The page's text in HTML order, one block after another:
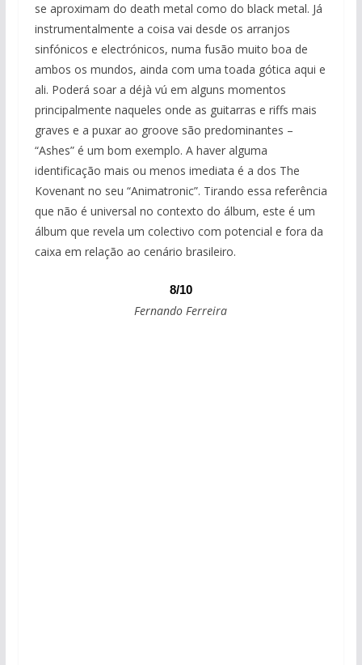
se aproximam do death metal como do black metal. Já
instrumentalmente a coisa vai desde os arranjos
sinfónicos e electrónicos, numa fusão muito boa de
ambos os mundos, ainda com uma toada gótica aqui e
ali. Poderá soar a déjà vú em alguns momentos
principalmente naqueles onde as guitarras e riffs mais
graves e a puxar ao groove são predominantes –
“Ashes” é um bom exemplo. A haver alguma
identificação mais ou menos imediata é a dos The
Kovenant no seu “Animatronic”. Tirando essa referência
que não é universal no contexto do álbum, este é um
álbum que revela um colectivo com potencial e fora da
caixa em relação ao cenário brasileiro.
8/10
Fernando Ferreira